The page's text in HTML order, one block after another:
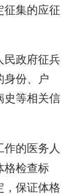
征集的应征
民政府征兵
身份、户
史等相关信
的医务人
格检查标
，保证体格